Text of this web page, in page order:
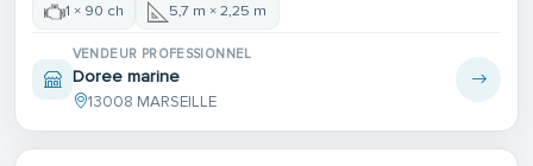
1 × 90 ch 5,7 m × 2,25 m
VENDEUR PROFESSIONNEL
Doree marine
13008 MARSEILLE